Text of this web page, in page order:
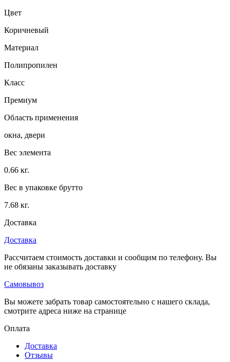
Цвет
Коричневый
Материал
Полипропилен
Класс
Премиум
Область применения
окна, двери
Вес элемента
0.66 кг.
Вес в упаковке брутто
7.68 кг.
Доставка
Доставка
Рассчитаем стоимость доставки и сообщим по телефону. Вы
не обязаны заказывать доставку
Самовывоз
Вы можете забрать товар самостоятельно с нашего склада,
смотрите адреса ниже на странице
Оплата
Доставка
Отзывы